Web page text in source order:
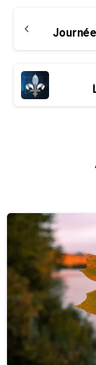
Reading